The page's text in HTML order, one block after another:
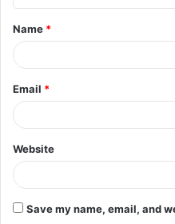
t
*
Name *
Email *
Website
Save my name, email, and